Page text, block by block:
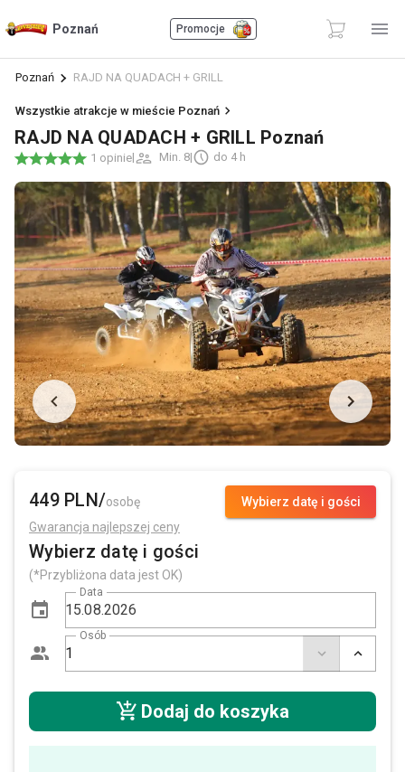
Poznań Promocje
Poznań RAJD NA QUADACH + GRILL
Wszystkie atrakcje w mieście Poznań
RAJD NA QUADACH + GRILL Poznań
1 opinie| Min. 8| do 4 h
Wybierz datę i gości
449 PLN/osobę
Gwarancja najlepszej ceny
Wybierz datę i gości
(*Przybliżona data jest OK)
Data
Osób
Dodaj do koszyka